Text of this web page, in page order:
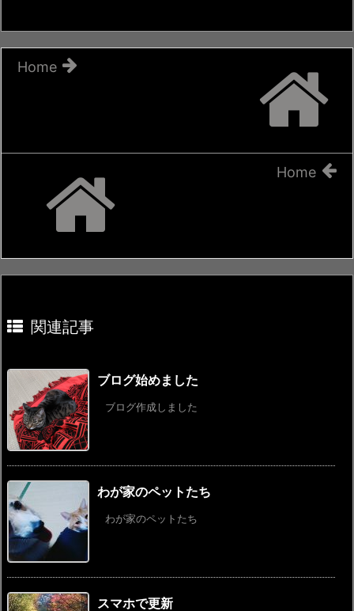
Home
Home
関連記事
ブログ始めました
ブログ作成しました
わが家のペットたち
わが家のペットたち
スマホで更新